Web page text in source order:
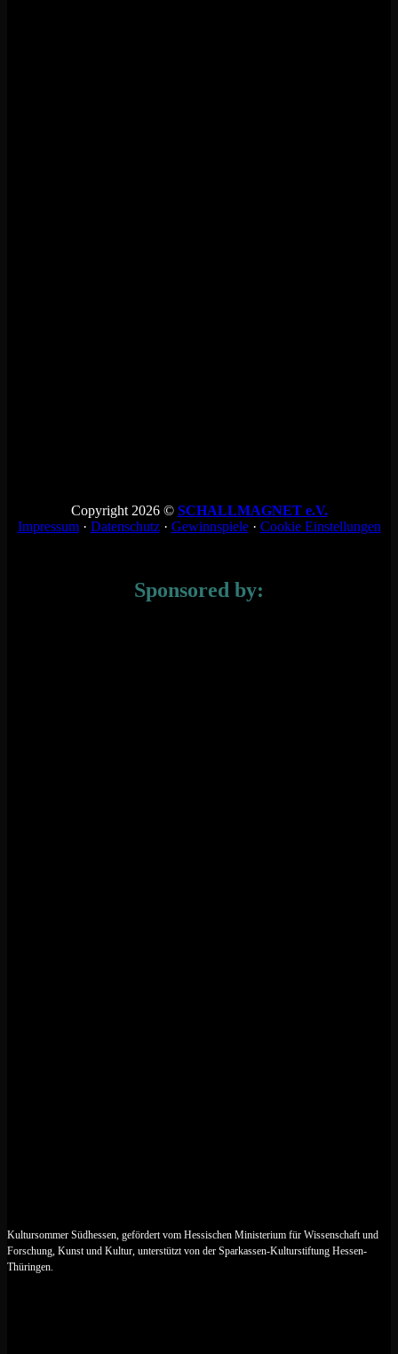
Copyright 2026 © SCHALLMAGNET e.V.
Impressum· Datenschutz· Gewinnspiele· Cookie Einstellungen
Sponsored by:
Kultursommer Südhessen, gefördert vom Hessischen Ministerium für Wissenschaft und
Forschung, Kunst und Kultur, unterstützt von der Sparkassen-Kulturstiftung Hessen-
Thüringen.